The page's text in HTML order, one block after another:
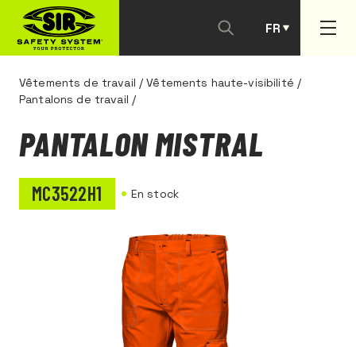
FR
PT
Vêtements de travail /Vêtements haute-visibilité /
Pantalons de travail /
PANTALON MISTRAL
MC3522H1 En stock